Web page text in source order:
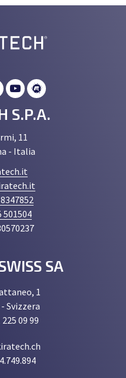
S.P.A.
11
- Italia
501504
SA
1
Svizzera
09 99